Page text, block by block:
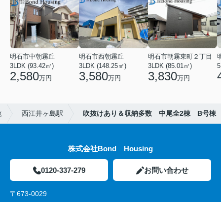
明石市中朝霧丘
3LDK (93.42㎡)
2,580万円
明石市西朝霧丘
3LDK (148.25㎡)
3,580万円
明石市朝霧東町２丁目
3LDK (85.01㎡)
3,830万円
西江井ヶ島駅 吹抜けあり＆収納多数 中尾全2棟 B号棟
株式会社Bond Housing
0120-337-279 お問い合わせ
〒673-0029